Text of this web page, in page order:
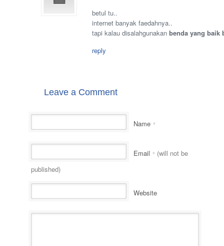
betul tu..
internet banyak faedahnya..
tapi kalau disalahgunakanbenda yang baik
reply
Leave a Comment
Name *
Email * (will not be
published)
Website